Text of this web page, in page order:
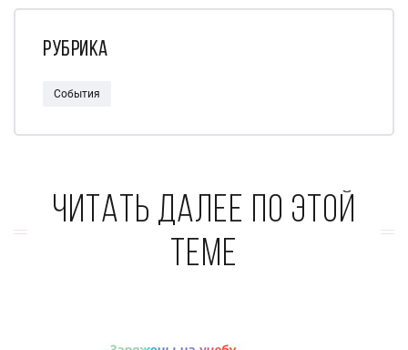
Рубрика
События
Читать далее по этой
теме